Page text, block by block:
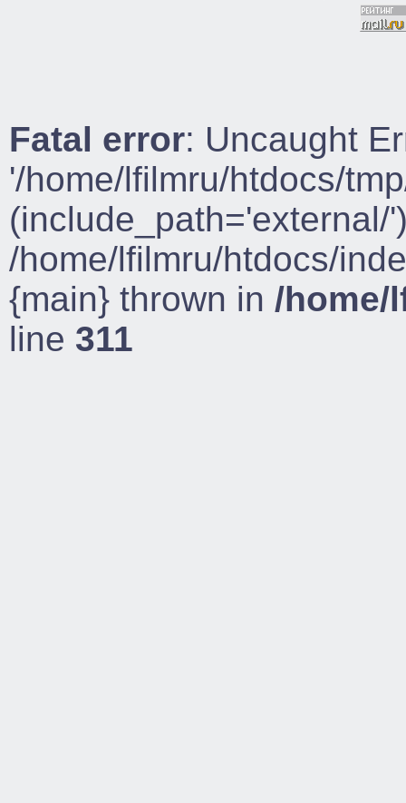
Fatal error: Uncaught
'/home/lfilmru/htdocs/
(include_path='external/
/home/lfilmru/htdocs/
{main} thrown in /home/
line 311